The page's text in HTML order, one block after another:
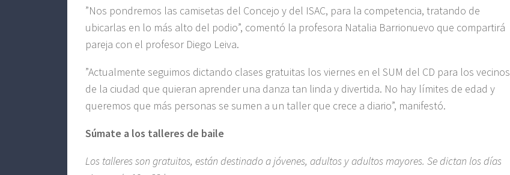
”Nos pondremos las camisetas del Concejo y del ISAC, para la competencia, tratando de
ubicarlas en lo más alto del podio”, comentó la profesora Natalia Barrionuevo que compartirá
pareja con el profesor Diego Leiva.
”Actualmente seguimos dictando clases gratuitas los viernes en el SUM del CD para los vecinos
de la ciudad que quieran aprender una danza tan linda y divertida. No hay límites de edad y
queremos que más personas se sumen a un taller que crece a diario”, manifestó.
Súmate a los talleres de baile
Los talleres son gratuitos, están destinado a jóvenes, adultos y adultos mayores. Se dictan los días